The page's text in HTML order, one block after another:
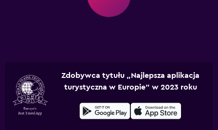
Zdobywca tytułu „Najlepsza aplikacja
turystyczna w Europie” w 2023 roku